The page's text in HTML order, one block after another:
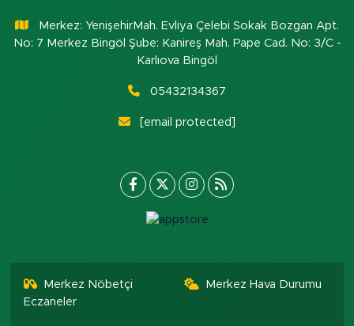
Merkez: YenişehirMah. Evliya Çelebi Sokak Bozgan Apt.
No: 7 Merkez Bingöl Şube: Kanireş Mah. Pape Cad. No: 3/C -
Karlıova Bingöl
05432134367
[email protected]
Merkez Nöbetçi
Eczaneler
Merkez Hava Durumu